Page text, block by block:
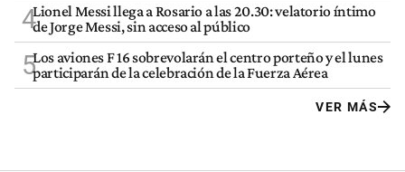
4Lionel Messi llega a Rosario a las 20.30: velatorio íntimo
de Jorge Messi, sin acceso al público
5Los aviones F 16 sobrevolarán el centro porteño y el lunes
participarán de la celebración de la Fuerza Aérea
VER MÁS